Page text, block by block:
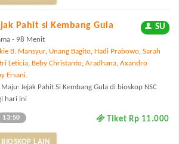
Pahit si Kembang Gula SU
- 98 Menit
B. Mansyur, Unang Bagito, Hadi Prabowo, Sarah
Leticia, Beby Christanto, Aradhana, Axandro
Ersani.
Jejak Pahit Si Kembang Gula di bioskop NSC
hari ini
Tiket Rp 11.000
13:50
LAIN